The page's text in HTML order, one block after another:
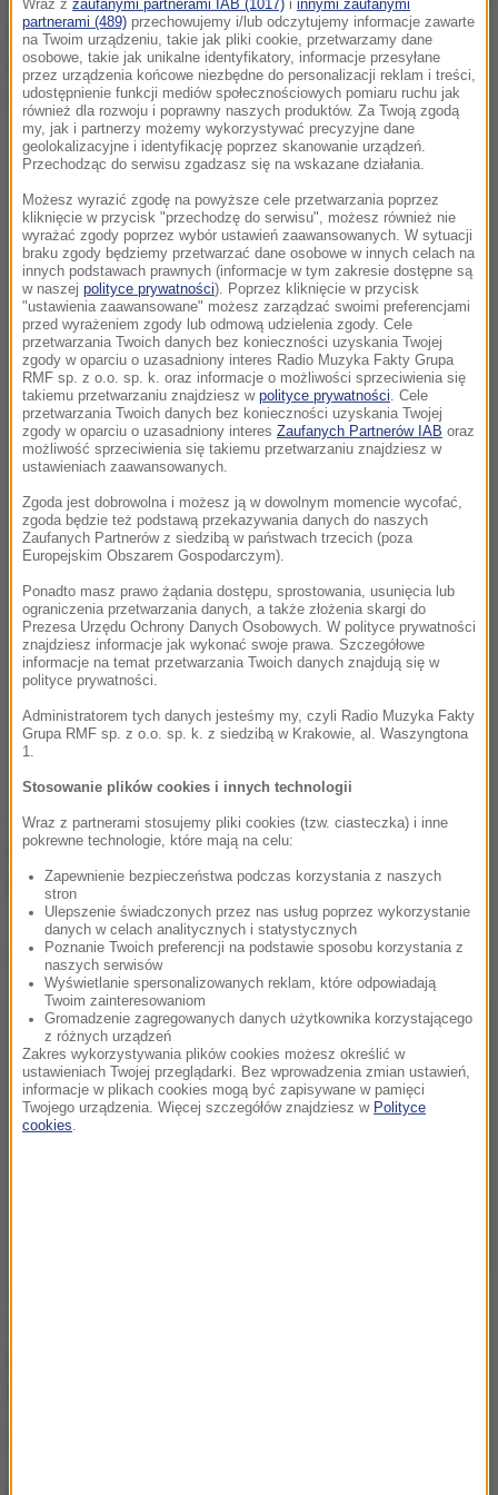
się dwa samochody osobowe i ciężarowy. Cztery
osoby zostały poszkodowane, jedno z aut się
zapaliło.
A6 w kierunku Szczecina była zablokowana. W
kierunku Świnoujścia również utworzył się
kilkukilometrowy korek od węzła Szczecin-Kijewo.
Dalsza część artykułu pod materiałem video:
Wraz z zaufanymi partnerami IAB (1017) i innymi zaufanymi
partnerami (489) przechowujemy i/lub odczytujemy informacje zawarte
na Twoim urządzeniu, takie jak pliki cookie, przetwarzamy dane
osobowe, takie jak unikalne identyfikatory, informacje przesyłane
przez urządzenia końcowe niezbędne do personalizacji reklam i treści,
udostępnienie funkcji mediów społecznościowych pomiaru ruchu jak
również dla rozwoju i poprawny naszych produktów. Za Twoją zgodą
my, jak i partnerzy możemy wykorzystywać precyzyjne dane
geolokalizacyjne i identyfikację poprzez skanowanie urządzeń.
Przechodząc do serwisu zgadzasz się na wskazane działania.
Możesz wyrazić zgodę na powyższe cele przetwarzania poprzez
kliknięcie w przycisk "przechodzę do serwisu", możesz również nie
wyrażać zgody poprzez wybór ustawień zaawansowanych. W sytuacji
braku zgody będziemy przetwarzać dane osobowe w innych celach na
innych podstawach prawnych (informacje w tym zakresie dostępne są
w naszej polityce prywatności). Poprzez kliknięcie w przycisk
"ustawienia zaawansowane" możesz zarządzać swoimi preferencjami
przed wyrażeniem zgody lub odmową udzielenia zgody. Cele
przetwarzania Twoich danych bez konieczności uzyskania Twojej
zgody w oparciu o uzasadniony interes Radio Muzyka Fakty Grupa
RMF sp. z o.o. sp. k. oraz informacje o możliwości sprzeciwienia się
takiemu przetwarzaniu znajdziesz w polityce prywatności . Cele
przetwarzania Twoich danych bez konieczności uzyskania Twojej
zgody w oparciu o uzasadniony interes Zaufanych Partnerów IAB oraz
możliwość sprzeciwienia się takiemu przetwarzaniu znajdziesz w
ustawieniach zaawansowanych.
Zgoda jest dobrowolna i możesz ją w dowolnym momencie wycofać,
zgoda będzie też podstawą przekazywania danych do naszych
Zaufanych Partnerów z siedzibą w państwach trzecich (poza
Europejskim Obszarem Gospodarczym).
Ponadto masz prawo żądania dostępu, sprostowania, usunięcia lub
ograniczenia przetwarzania danych, a także złożenia skargi do
Prezesa Urzędu Ochrony Danych Osobowych. W polityce prywatności
znajdziesz informacje jak wykonać swoje prawa. Szczegółowe
informacje na temat przetwarzania Twoich danych znajdują się w
polityce prywatności.
Administratorem tych danych jesteśmy my, czyli Radio Muzyka Fakty
Grupa RMF sp. z o.o. sp. k. z siedzibą w Krakowie, al. Waszyngtona
1.
Stosowanie plików cookies i innych technologii
Wraz z partnerami stosujemy pliki cookies (tzw. ciasteczka) i inne
pokrewne technologie, które mają na celu:
Zapewnienie bezpieczeństwa podczas korzystania z naszych
stron
Ulepszenie świadczonych przez nas usług poprzez wykorzystanie
danych w celach analitycznych i statystycznych
Poznanie Twoich preferencji na podstawie sposobu korzystania z
naszych serwisów
Wyświetlanie spersonalizowanych reklam, które odpowiadają
Twoim zainteresowaniom
Gromadzenie zagregowanych danych użytkownika korzystającego
z różnych urządzeń
Zakres wykorzystywania plików cookies możesz określić w
ustawieniach Twojej przeglądarki. Bez wprowadzenia zmian ustawień,
informacje w plikach cookies mogą być zapisywane w pamięci
Twojego urządzenia. Więcej szczegółów znajdziesz w Polityce
cookies